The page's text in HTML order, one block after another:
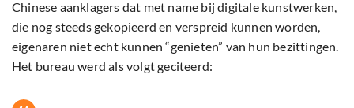
Chinese aanklagers dat met name bij digitale kunstwerken,
die nog steeds gekopieerd en verspreid kunnen worden,
eigenaren niet echt kunnen “genieten” van hun bezittingen.
Het bureau werd als volgt geciteerd: